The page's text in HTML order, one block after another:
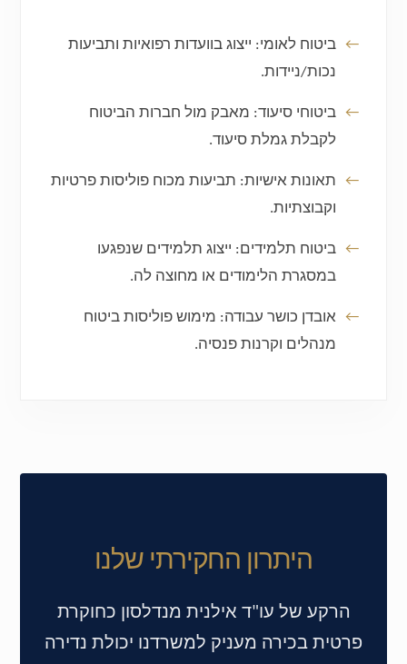
ביטוח לאומי: ייצוג בוועדות רפואיות ותביעות
נכות/ניידות.
ביטוחי סיעוד: מאבק מול חברות הביטוח
לקבלת גמלת סיעוד.
תאונות אישיות: תביעות מכוח פוליסות פרטיות
וקבוצתיות.
ביטוח תלמידים: ייצוג תלמידים שנפגעו
במסגרת הלימודים או מחוצה לה.
אובדן כושר עבודה: מימוש פוליסות ביטוח
מנהלים וקרנות פנסיה.
היתרון החקירתי שלנו
הרקע של עו"ד אילנית מנדלסון כחוקרת
פרטית בכירה מעניק למשרדנו יכולת נדירה